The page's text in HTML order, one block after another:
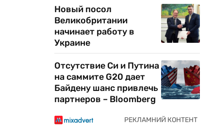
Новый посол
Великобритании
начинает работу в
Украине
Отсутствие Си и Путина
на саммите G20 дает
Байдену шанс привлечь
партнеров – Bloomberg